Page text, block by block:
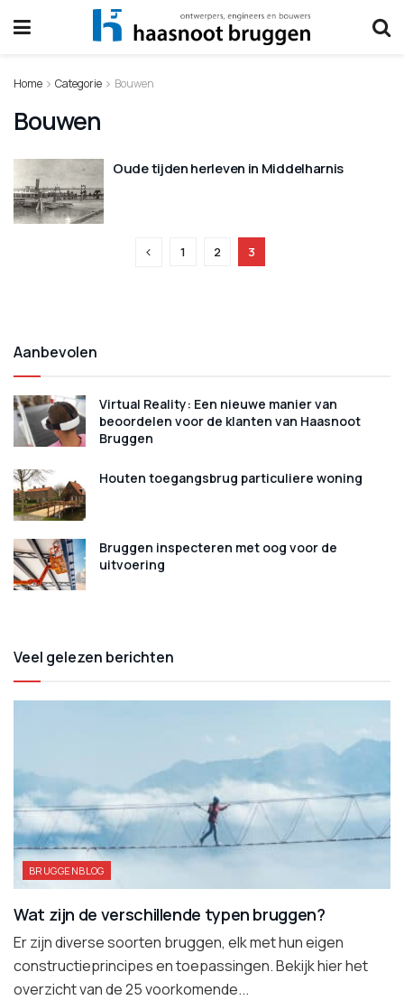
Home Categorie Bouwen
Bouwen
Oude tijden herleven in Middelharnis
1 2 3
Aanbevolen
Virtual Reality: Een nieuwe manier van
beoordelen voor de klanten van Haasnoot
Bruggen
Houten toegangsbrug particuliere woning
Bruggen inspecteren met oog voor de
uitvoering
Veel gelezen berichten
BRUGGENBLOG
Wat zijn de verschillende typen bruggen?
Er zijn diverse soorten bruggen, elk met hun eigen
constructieprincipes en toepassingen. Bekijk hier het
overzicht van de 25 voorkomende...